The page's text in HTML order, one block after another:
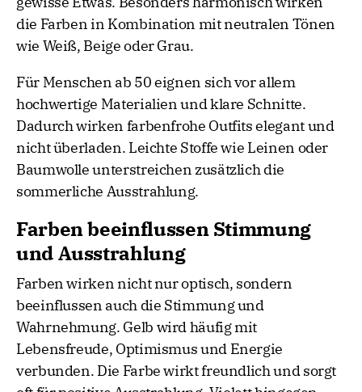
die Farben in Kombination mit neutralen Tönen
wie Weiß, Beige oder Grau.
Für Menschen ab 50 eignen sich vor allem
hochwertige Materialien und klare Schnitte.
Dadurch wirken farbenfrohe Outfits elegant und
nicht überladen. Leichte Stoffe wie Leinen oder
Baumwolle unterstreichen zusätzlich die
sommerliche Ausstrahlung.
Farben beeinflussen Stimmung
und Ausstrahlung
Farben wirken nicht nur optisch, sondern
beeinflussen auch die Stimmung und
Wahrnehmung. Gelb wird häufig mit
Lebensfreude, Optimismus und Energie
verbunden. Die Farbe wirkt freundlich und sorgt